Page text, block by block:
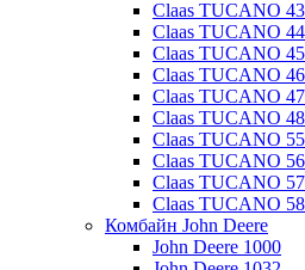
Claas TUCANO
Claas TUCANO
Claas TUCANO
Claas TUCANO
Claas TUCANO
Claas TUCANO
Claas TUCANO
Claas TUCANO
Claas TUCANO
Claas TUCANO
Комбайн John Deere
John Deere 1000